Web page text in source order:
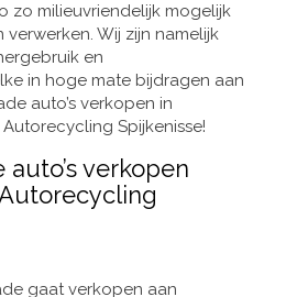
zo milieuvriendelijk mogelijk
Wij zijn namelijk
en
in hoge mate bijdragen aan
auto’s verkopen in
Spijkenisse!
verkopen
gaat verkopen aan